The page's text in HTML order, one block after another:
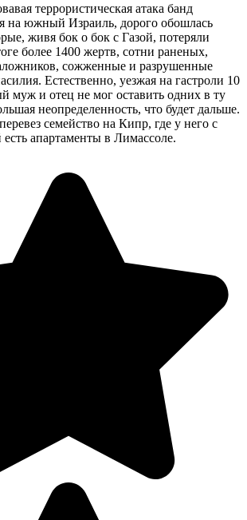
террористическая атака банд
южный Израиль, дорого обошлась
живя бок о бок с Газой, потеряли
более 1400 жертв, сотни раненых,
сожженные и разрушенные
Естественно, уезжая на гастроли 10
муж и отец не мог оставить одних в ту
неопределенность, что будет дальше.
семейство на Кипр, где у него с
апартаменты в Лимассоле.